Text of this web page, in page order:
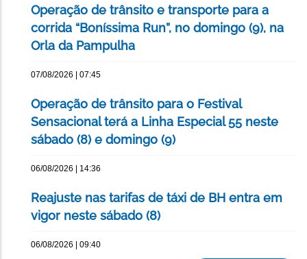
Operação de trânsito e transporte para a
corrida “Boníssima Run”, no domingo (9), na
Orla da Pampulha
07/08/2026 | 07:45
Operação de trânsito para o Festival
Sensacional terá a Linha Especial 55 neste
sábado (8) e domingo (9)
06/08/2026 | 14:36
Reajuste nas tarifas de táxi de BH entra em
vigor neste sábado (8)
06/08/2026 | 09:40